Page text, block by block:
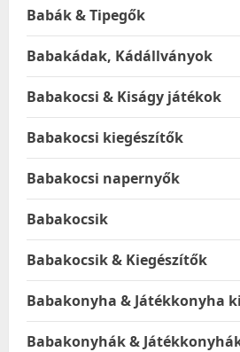
Babák & Tipegők
Babakádak, Kádállványok
Babakocsi & Kiságy játékok
Babakocsi kiegészítők
Babakocsi napernyők
Babakocsik
Babakocsik & Kiegészítők
Babakonyha & Játékkonyha
Babakonyhák &